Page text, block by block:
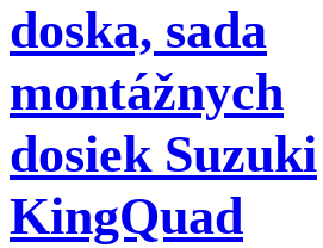
doska, sada
montážnych
dosiek Suzuki
KingQuad